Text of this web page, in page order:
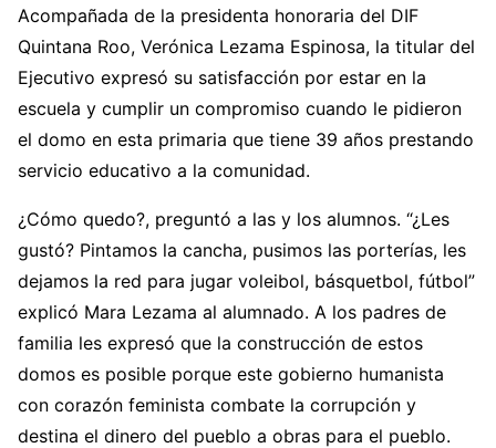
Acompañada de la presidenta honoraria del DIF
Quintana Roo, Verónica Lezama Espinosa, la titular del
Ejecutivo expresó su satisfacción por estar en la
escuela y cumplir un compromiso cuando le pidieron
el domo en esta primaria que tiene 39 años prestando
servicio educativo a la comunidad.
¿Cómo quedo?, preguntó a las y los alumnos. “¿Les
gustó? Pintamos la cancha, pusimos las porterías, les
dejamos la red para jugar voleibol, básquetbol, fútbol”
explicó Mara Lezama al alumnado. A los padres de
familia les expresó que la construcción de estos
domos es posible porque este gobierno humanista
con corazón feminista combate la corrupción y
destina el dinero del pueblo a obras para el pueblo.